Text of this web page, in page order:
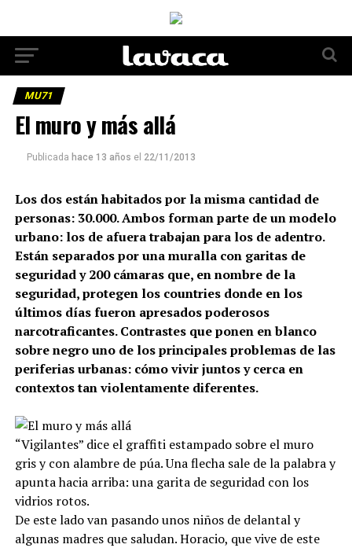
MU71
El muro y más allá
Publicada hace 13 años el 22/11/2013
Los dos están habitados por la misma cantidad de
personas: 30.000. Ambos forman parte de un modelo
urbano: los de afuera trabajan para los de adentro.
Están separados por una muralla con garitas de
seguridad y 200 cámaras que, en nombre de la
seguridad, protegen los countries donde en los
últimos días fueron apresados poderosos
narcotraficantes. Contrastes que ponen en blanco
sobre negro uno de los principales problemas de las
periferias urbanas: cómo vivir juntos y cerca en
contextos tan violentamente diferentes.
“Vigilantes” dice el graffiti estampado sobre el muro
gris y con alambre de púa. Una flecha sale de la palabra y
apunta hacia arriba: una garita de seguridad con los
vidrios rotos.
De este lado van pasando unos niños de delantal y
algunas madres que saludan. Horacio, que vive de este